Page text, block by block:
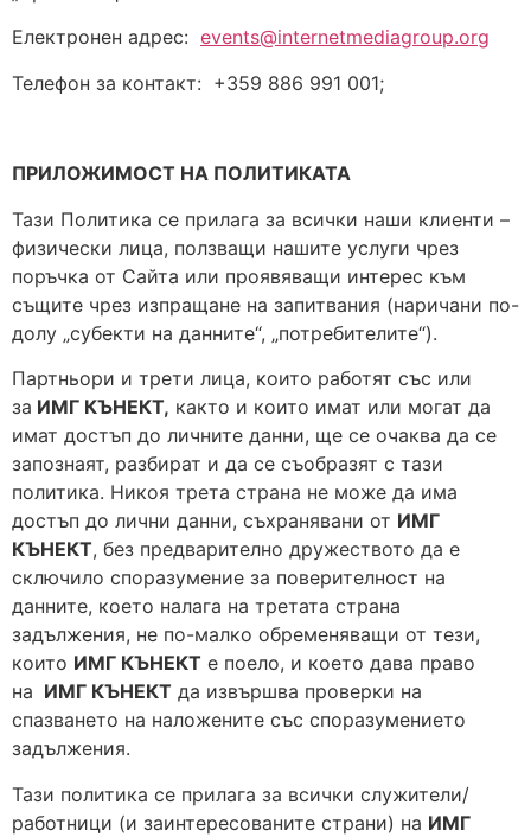
Електронен адрес: events@internetmediagroup.org
Телефон за контакт: +359 886 991 001;
ПРИЛОЖИМОСТ НА ПОЛИТИКАТА
Тази Политика се прилага за всички наши клиенти –
физически лица, ползващи нашите услуги чрез
поръчка от Сайта или проявяващи интерес към
същите чрез изпращане на запитвания (наричани по-
долу „субекти на данните“, „потребителите“).
Партньори и трети лица, които работят със или
за ИМГ КЪНЕКТ, както и които имат или могат да
имат достъп до личните данни, ще се очаква да се
запознаят, разбират и да се съобразят с тази
политика. Никоя трета страна не може да има
достъп до лични данни, съхранявани от ИМГ
КЪНЕКТ, без предварително дружеството да е
сключило споразумение за поверителност на
данните, което налага на третата страна
задължения, не по-малко обременяващи от тези,
които ИМГ КЪНЕКТ е поело, и което дава право
на ИМГ КЪНЕКТ да извършва проверки на
спазването на наложените със споразумението
задължения.
Тази политика се прилага за всички служители/
работници (и заинтересованите страни) на ИМГ